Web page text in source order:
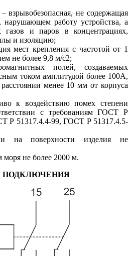
взрывобезопасная, не содержащая
нарушающем работу устройства, а
газов и паров в концентрациях,
и изоляцию;
мест крепления с частотой от 1
не более 9,8 м/с2;
полей, создаваемых
током амплитудой более 100А,
менее 10 мм от корпуса
к воздействию помех степени
с требованиям ГОСТ Р
Р 51317.4.4-99, ГОСТ Р 51317.4.5-
на поверхности изделия не
не более 2000 м.
ПОДКЛЮЧЕНИЯ